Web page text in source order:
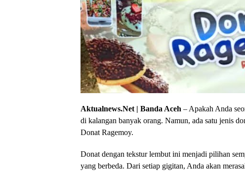
Aktualnews.Net | Banda Aceh – Apakah Anda
di kalangan banyak orang. Namun, ada satu jenis
Donat Ragemoy.
Donat dengan tekstur lembut ini menjadi pilihan
yang berbeda. Dari setiap gigitan, Anda akan